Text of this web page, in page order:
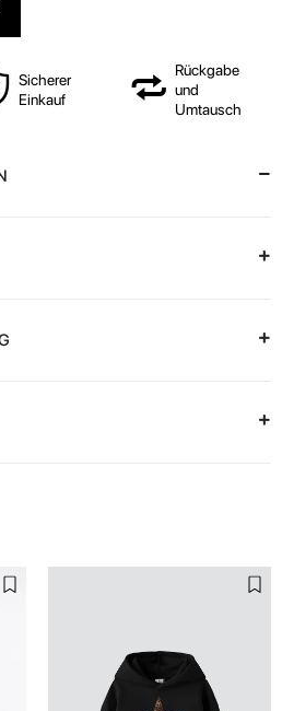
Sicherer
Einkauf
Rückgabe
und
Umtausch